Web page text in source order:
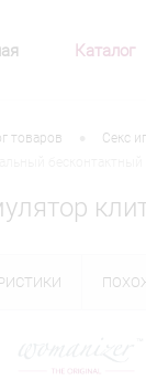
Каталог
товаров Секс